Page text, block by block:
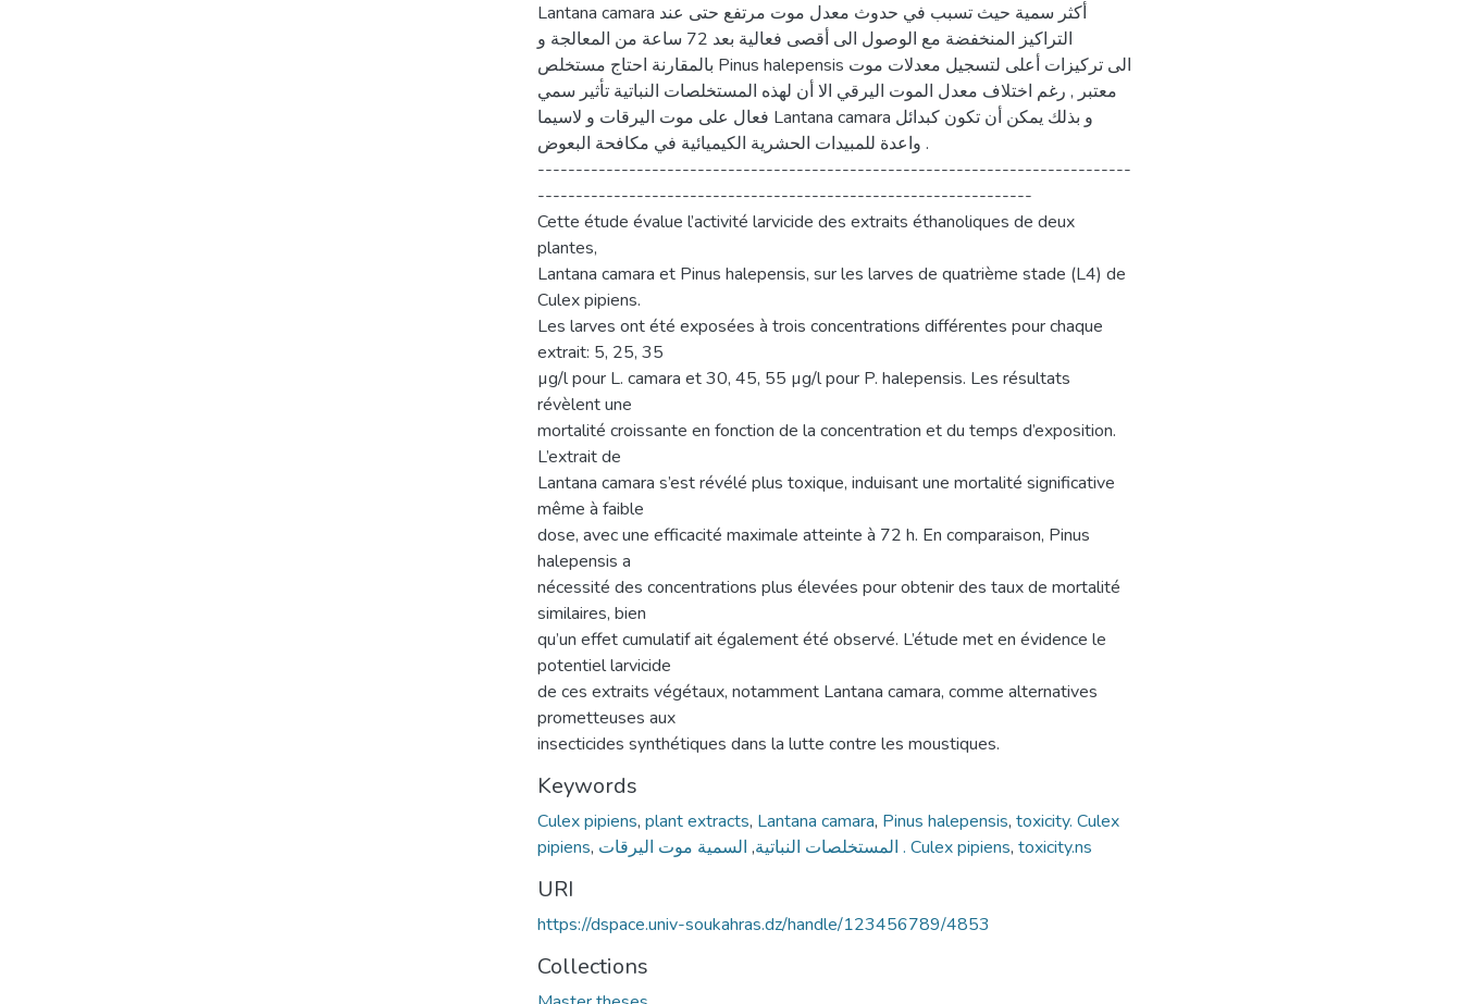
Lantana camara أكثر سمية حيث تسبب في حدوث معدل موت مرتفع حتى عند
التراكيز المنخفضة مع الوصول الى أقصى فعالية بعد 72 ساعة من المعالجة و
بالمقارنة احتاج مستخلص Pinus halepensis الى تركيزات أعلى لتسجيل معدلات موت
معتبر , رغم اختلاف معدل الموت اليرقي الا أن لهذه المستخلصات النباتية تأثير سمي
فعال على موت اليرقات و لاسيما Lantana camara و بذلك يمكن أن تكون كبدائل
واعدة للمبيدات الحشرية الكيميائية في مكافحة البعوض .
------------------------------------------------------------------------------
-----------------------------------------------------------------
Cette étude évalue l’activité larvicide des extraits éthanoliques de deux
plantes,
Lantana camara et Pinus halepensis, sur les larves de quatrième stade (L4) de
Culex pipiens.
Les larves ont été exposées à trois concentrations différentes pour chaque
extrait: 5, 25, 35
µg/l pour L. camara et 30, 45, 55 µg/l pour P. halepensis. Les résultats
révèlent une
mortalité croissante en fonction de la concentration et du temps d’exposition.
L’extrait de
Lantana camara s’est révélé plus toxique, induisant une mortalité significative
même à faible
dose, avec une efficacité maximale atteinte à 72 h. En comparaison, Pinus
halepensis a
nécessité des concentrations plus élevées pour obtenir des taux de mortalité
similaires, bien
qu’un effet cumulatif ait également été observé. L’étude met en évidence le
potentiel larvicide
de ces extraits végétaux, notamment Lantana camara, comme alternatives
prometteuses aux
insecticides synthétiques dans la lutte contre les moustiques.
Keywords
Culex pipiens, plant extracts, Lantana camara, Pinus halepensis, toxicity. Culex
pipiens, المستخلصات النباتية, السمية موت اليرقات . Culex pipiens, toxicity.ns
URI
https://dspace.univ-soukahras.dz/handle/123456789/4853
Collections